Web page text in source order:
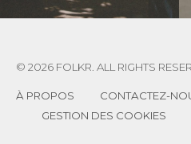
© 2026 FOLKR. ALL RIGHTS
À PROPOS
CONTACTEZ-
GESTION DES COOKIES